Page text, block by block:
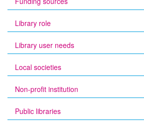
Library role
Library user needs
Local societies
Non-profit institution
Public libraries